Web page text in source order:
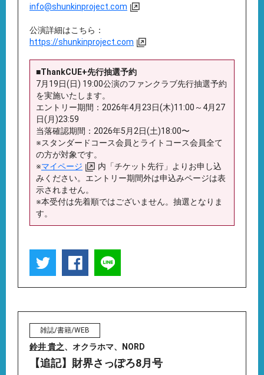
info@shunkinproject.com
公演詳細はこちら：
https://shunkinproject.com
■ThankCUE+先行抽選予約
7月19日(日) 19:00公演のファンクラブ先行抽選予約
を実施いたします。
エントリー期間：2026年4月23日(木)11:00～4月27
日(月)23:59
当落確認期間：2026年5月2日(土)18:00〜
※スタンダードコース会員とライトコース会員全て
の方が対象です。
※マイページ
内「チケット先行」よりお申し込
みください。エントリー期間外は申込みページは表
示されません。
※本受付は先着順ではございません。抽選となりま
す。
雑誌/書籍/WEB
鈴井 貴之、オクラホマ、NORD
【追記】財界さっぽろ8月号